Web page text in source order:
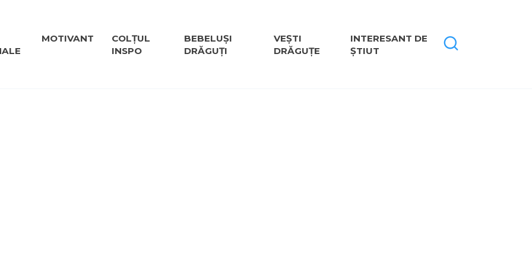
MOTIVANT
COLȚUL
INSPO
BEBELUȘI
DRĂGUȚI
VEȘTI
DRĂGUȚE
INTERESANT DE
ȘTIUT